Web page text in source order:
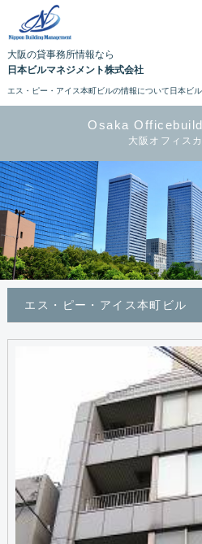
大阪の貸事務所情報なら
日本ビルマネジメント株式会社
エス・ピー・アイス本町ビルの情報について日本ビ
Osaka
大阪オフィス
エス・ピー・アイス本町ビル